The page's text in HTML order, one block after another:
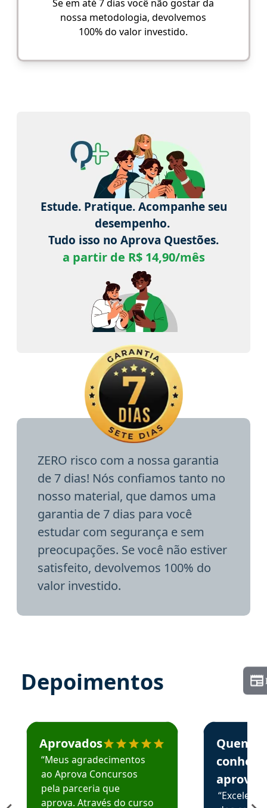
Se em até 7 dias você não gostar da
nossa metodologia, devolvemos
100% do valor investido.
Estude. Pratique. Acompanhe seu
desempenho.
Tudo isso no Aprova Questões.
a partir de R$ 14,90/mês
ZERO risco com a nossa garantia
de 7 dias! Nós confiamos tanto no
nosso material, que damos uma
garantia de 7 dias para você
estudar com segurança e sem
preocupações. Se você não estiver
satisfeito, devolvemos 100% do
valor investido.
Depoimentos
Estudante José recomenda o Aprova Concursos em
Aprovados
“Meus agradecimentos
ao Aprova Concursos
pela parceria que
aprova. Através do curso
Estudante
Quem
aprova